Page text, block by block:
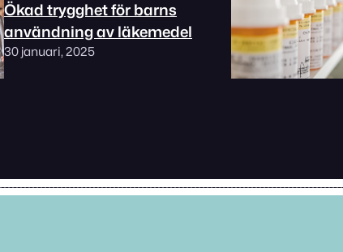
Ökad trygghet för barns
användning av läkemedel
30 januari, 2025